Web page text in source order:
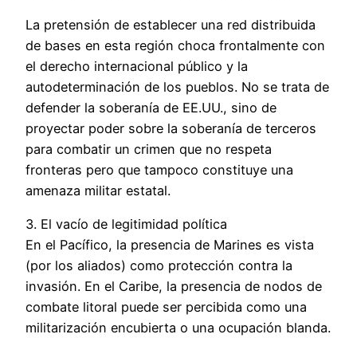
La pretensión de establecer una red distribuida
de bases en esta región choca frontalmente con
el derecho internacional público y la
autodeterminación de los pueblos. No se trata de
defender la soberanía de EE.UU., sino de
proyectar poder sobre la soberanía de terceros
para combatir un crimen que no respeta
fronteras pero que tampoco constituye una
amenaza militar estatal.
3. El vacío de legitimidad política
En el Pacífico, la presencia de Marines es vista
(por los aliados) como protección contra la
invasión. En el Caribe, la presencia de nodos de
combate litoral puede ser percibida como una
militarización encubierta o una ocupación blanda.